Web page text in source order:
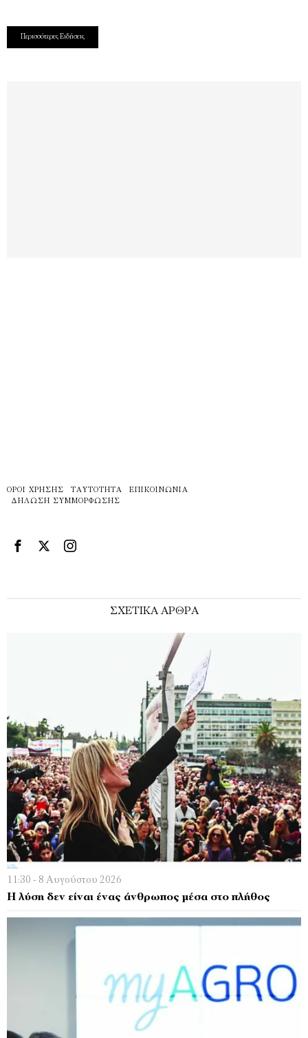
Περισσότερες Ειδήσεις
ΌΡΟΙ ΧΡΉΣΗΣ ΤΑΥΤΌΤΗΤΑ
ΕΠΙΚΟΙΝΩΝΊΑ
ΔΉΛΩΣΗ ΣΥΜΜΌΡΦΩΣΗΣ
ΣΧΕΤΙΚΑ ΑΡΘΡΑ
11:30 - 8 Αυγούστου 2026
Η λύση δεν είναι ένας άνθρωπος μέσα στο πλήθος